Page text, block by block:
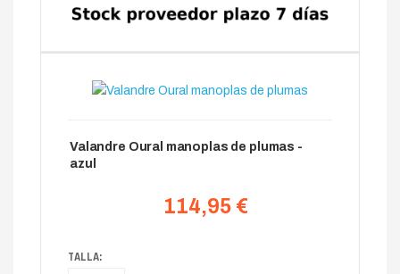
Valandre Oural manoplas de plumas -
azul
114,95 €
TALLA: